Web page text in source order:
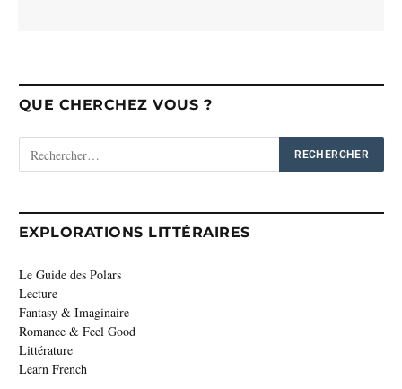
QUE CHERCHEZ VOUS ?
EXPLORATIONS LITTÉRAIRES
Le Guide des Polars
Lecture
Fantasy & Imaginaire
Romance & Feel Good
Littérature
Learn French